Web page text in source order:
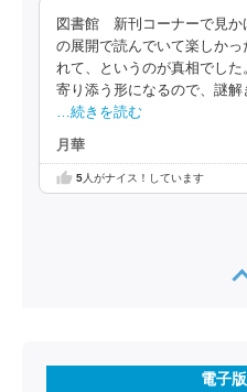
図書館 新刊コーナーで見か
の展開で読んでいて楽しか
れて、というのが真相でし
寄り添う形になるので、謎解
…続きを読む
月華
5人がナイス！しています
電子